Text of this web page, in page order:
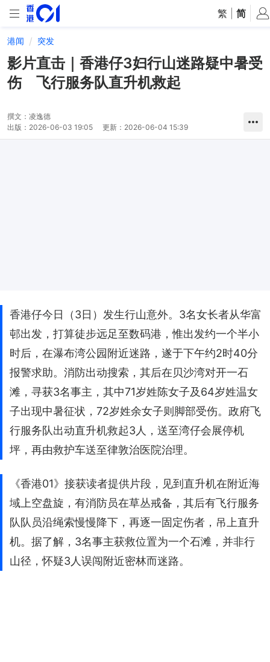
繁 简
港闻 突发
影片直击｜香港仔3妇行山迷路疑中暑受
伤 飞行服务队直升机救起
撰文： 凌逸德
出版： 2026-06-03 19:05 更新： 2026-06-04 15:39
香港仔今日（3日）发生行山意外。3名女长者从华富
邨出发，打算徒步远足至数码港，惟出发约一个半小
时后，在瀑布湾公园附近迷路，遂于下午约2时40分
报警求助。消防出动搜索，其后在贝沙湾对开一石
滩，寻获3名事主，其中71岁姓陈女子及64岁姓温女
子出现中暑征状，72岁姓余女子则脚部受伤。政府飞
行服务队出动直升机救起3人，送至湾仔会展停机
坪，再由救护车送至律敦治医院治理。
《香港01》接获读者提供片段，见到直升机在附近海
域上空盘旋，有消防员在草丛戒备，其后有飞行服务
队队员沿绳索慢慢降下，再逐一固定伤者，吊上直升
机。据了解，3名事主获救位置为一个石滩，并非行
山径，怀疑3人误闯附近密林而迷路。